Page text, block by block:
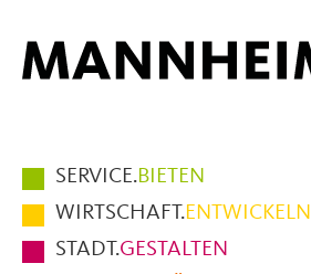
Hauptmenüpunkte
im
Fußbereich
der
SERVICE.BIETEN
WIRTSCHAFT.ENTWICKELN
STADT.GESTALTEN